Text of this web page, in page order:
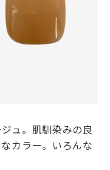
ュ。肌馴染みの良
カラー。いろんな